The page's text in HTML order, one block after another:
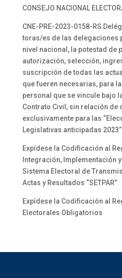
CONSEJO NACIONAL
CNE-PRE-2023-0158-RS
toras/es de las delegaciones
nivel nacional, la potestad de
autorización, selección,
suscripción de todas las
que fueren necesarias, para
personal que se vincule bajo
Contrato Civil, sin relación de
exclusivamente para las
Legislativas anticipadas 2023”
Expídese la Codificación al
Integración, Implementación
Sistema Electoral de
Actas y Resultados “SETPAR”
Expídese la Codificación al
Electorales Obligatorios